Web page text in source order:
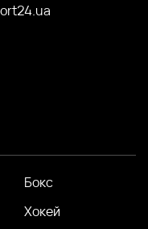
Бокс
Хокей